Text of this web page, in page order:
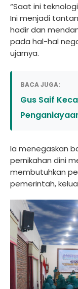
“Saat ini
Ini menjadi
hadir dan
pada hal-hal
ujarnya.
BACA JUGA:
Gus Saif
Ia menegaskan
pernikahan dini
membutuhkan
pemerintah,